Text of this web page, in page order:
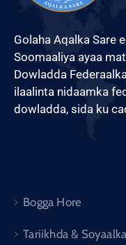
Golaha Aqalka Sare
Soomaaliya ayaa
Dowladda
ilaalinta nidaamka
dowladda, sida ku
Bogga Hore
Tariikhda &